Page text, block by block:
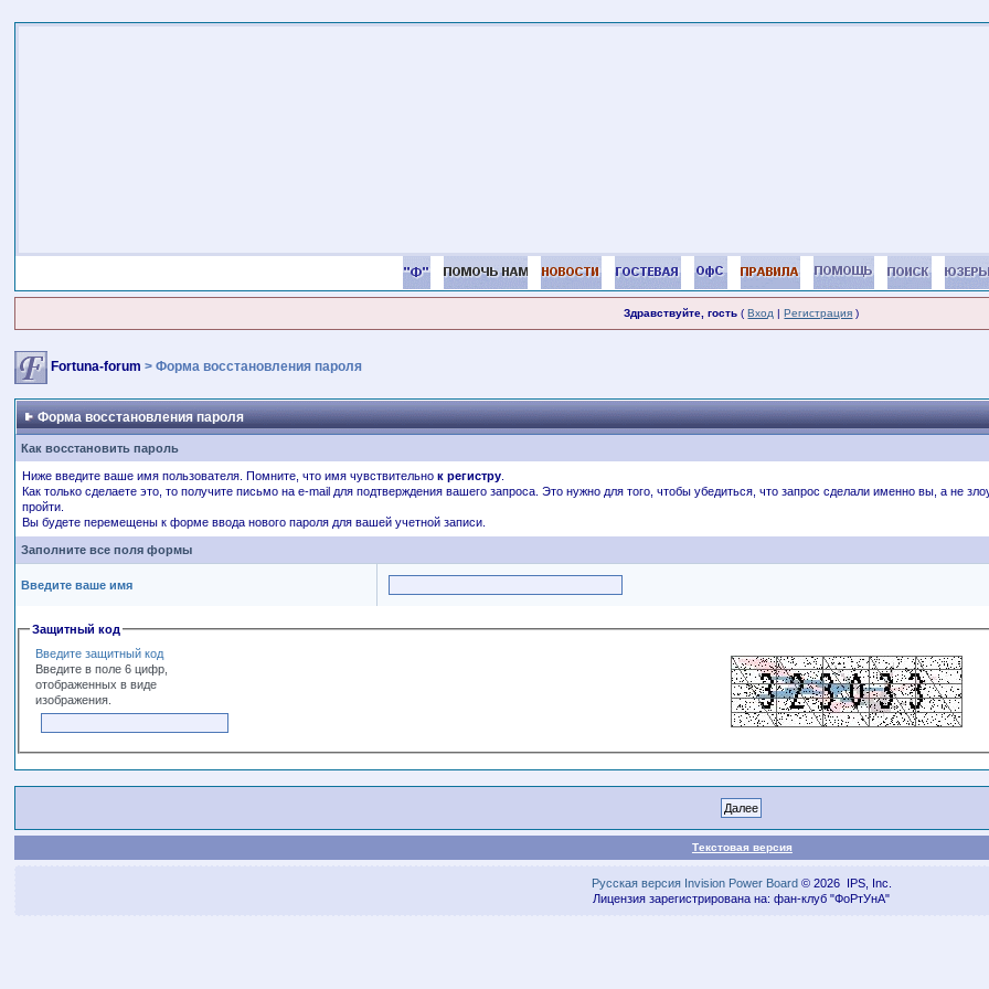
Здравствуйте, гость (Вход |Регистрация )
Fortuna-forum > Форма восстановления пароля
Форма восстановления пароля
Как восстановить пароль
Ниже введите ваше имя пользователя. Помните, что имя чувствительнок регистру
Как только сделаете это, то получите письмо на e-mail для подтверждения вашего запроса. Это нужно для того, чтобы убедиться, что запрос сделали именно вы, а не
пройти.
Вы будете перемещены к форме ввода нового пароля для вашей учетной записи.
Заполните все поля формы
Введите ваше имя
Защитный код
Введите защитный код
Введите в поле 6 цифр,
отображенных в виде
изображения.
Текстовая версия
Русская версия Invision Power Board © 2026 IPS, Inc.
Лицензия зарегистрирована на: фан-клуб "ФоРтУнА"